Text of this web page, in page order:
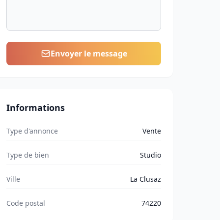
Envoyer le message
Informations
Type d'annonce Vente
Type de bien Studio
Ville La Clusaz
Code postal 74220